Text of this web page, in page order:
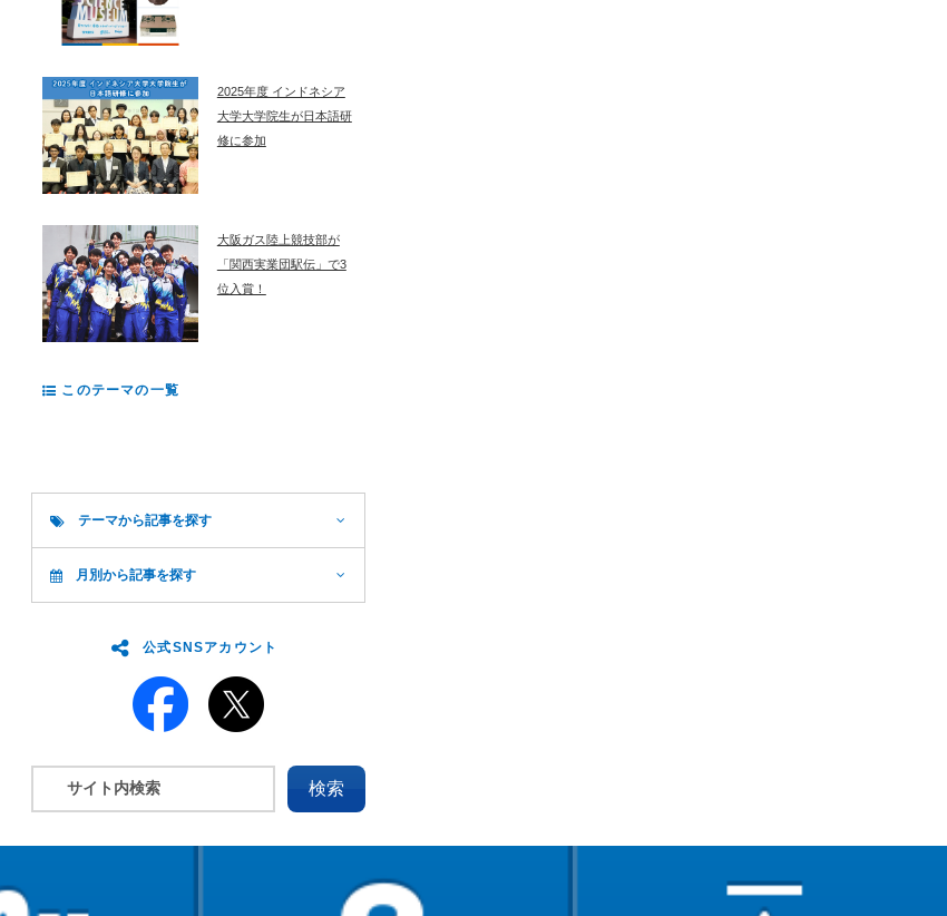
2025年度 インドネシア
大学大学院生が日本語研
修に参加
大阪ガス陸上競技部が
「関西実業団駅伝」で3
位入賞！
このテーマの一覧
テーマから記事を探す
月別から記事を探す
公式SNSアカウント